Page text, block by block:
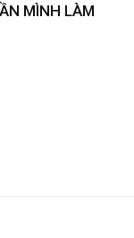
MÌNH LÀM